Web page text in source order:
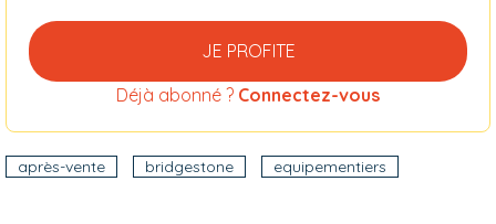
JE PROFITE
Déjà abonné ? Connectez-vous
après-vente bridgestone equipementiers